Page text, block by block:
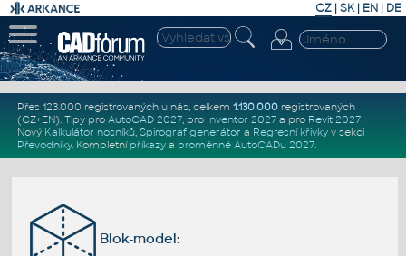
CZ | SK| EN | DE
Přes 123.000 registrovaných u nás, celkem 1.130.000registrovaných
(CZ+EN). Tipy pro AutoCAD 2027, pro Inventor 2027a pro Revit 2027.
Nový Kalkulátor nosníků, Spirograf generátor a Regresní křivkyv sekci
Převodníky. Kompletní příkazya proměnné AutoCADu 2027.
Blok-model: